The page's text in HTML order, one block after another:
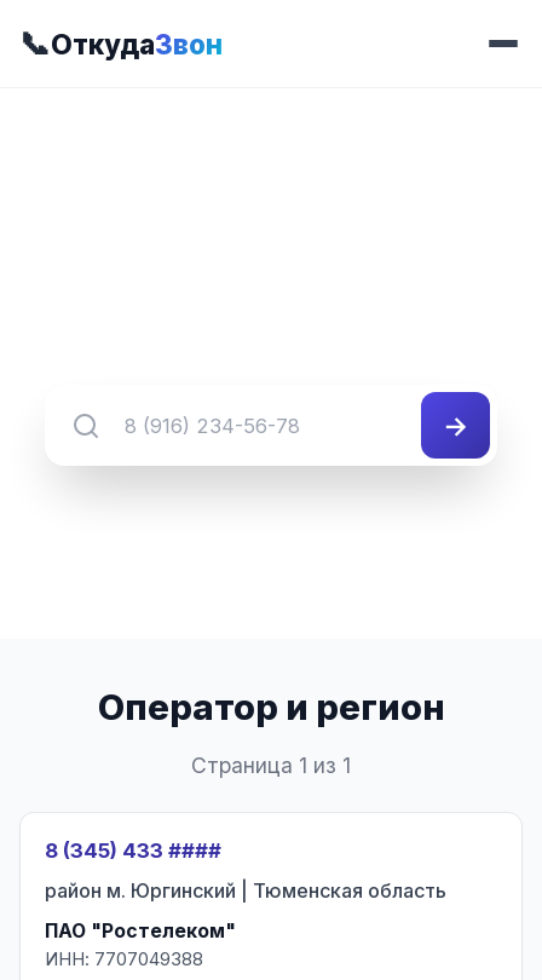
📞ОткудаЗвон
→
Оператор и регион
Страница 1 из 1
8 (345) 433 ####
район м. Юргинский | Тюменская область
ПАО "Ростелеком"
ИНН: 7707049388